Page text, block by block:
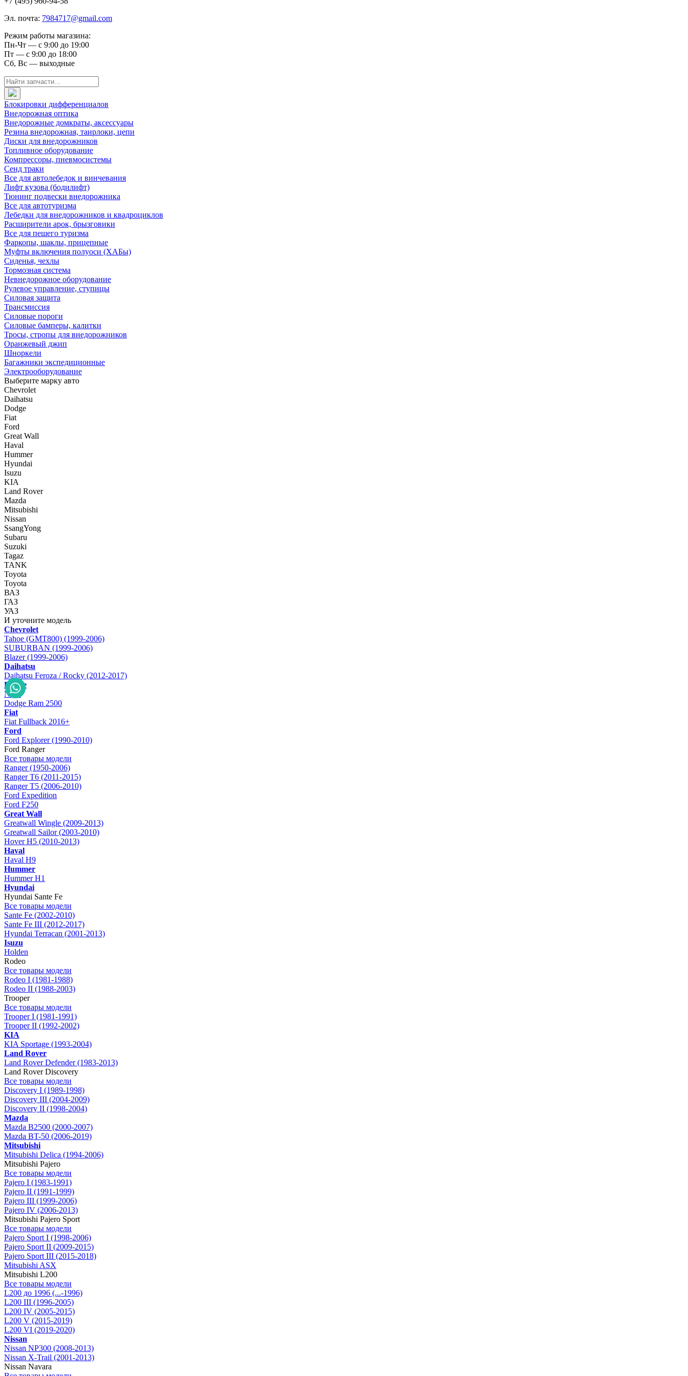
Эл. почта: 7984717@gmail.com
Режим работы магазина:
Пн-Чт — с 9:00 до 19:00
Пт — с 9:00 до 18:00
Сб, Вс — выходные
Блокировки дифференциалов
Внедорожная оптика
Внедорожные домкраты, аксессуары
Резина внедорожная, таирлоки, цепи
Диски для внедорожников
Топливное оборудование
Компрессоры, пневмосистемы
Сенд траки
Все для автолебедок и винчевания
Лифт кузова (бодилифт)
Тюнинг подвески внедорожника
Все для автотуризма
Лебедки для внедорожников и квадроциклов
Расширители арок, брызговики
Все для пешего туризма
Фаркопы, шаклы, прицепные
Муфты включения полуоси (ХАБы)
Сиденья, чехлы
Тормозная система
Невнедорожное оборудование
Рулевое управление, ступицы
Силовая защита
Трансмиссия
Силовые пороги
Силовые бамперы, калитки
Тросы, стропы для внедорожников
Оранжевый джип
Шноркели
Багажники экспедиционные
Электрооборудование
Выберите марку авто
Chevrolet
Daihatsu
Dodge
Fiat
Ford
Great Wall
Haval
Hummer
Hyundai
Isuzu
KIA
Land Rover
Mazda
Mitsubishi
Nissan
SsangYong
Subaru
Suzuki
Tagaz
TANK
Toyota
Toyota
ВАЗ
ГАЗ
УАЗ
И уточните модель
Chevrolet
Tahoe (GMT800) (1999-2006)
SUBURBAN (1999-2006)
Blazer (1999-2006)
Daihatsu
Daihatsu Feroza / Rocky (2012-2017)
Dodge
Nitro
Dodge Ram 2500
Fiat
Fiat Fullback 2016+
Ford
Ford Explorer (1990-2010)
Ford Ranger
Все товары модели
Ranger (1950-2006)
Ranger T6 (2011-2015)
Ranger T5 (2006-2010)
Ford Expedition
Ford F250
Great Wall
Greatwall Wingle (2009-2013)
Greatwall Sailor (2003-2010)
Hover H5 (2010-2013)
Haval
Haval H9
Hummer
Hummer H1
Hyundai
Hyundai Sante Fe
Все товары модели
Sante Fe (2002-2010)
Sante Fe III (2012-2017)
Hyundai Terracan (2001-2013)
Isuzu
Holden
Rodeo
Все товары модели
Rodeo I (1981-1988)
Rodeo II (1988-2003)
Trooper
Все товары модели
Trooper I (1981-1991)
Trooper II (1992-2002)
KIA
KIA Sportage (1993-2004)
Land Rover
Land Rover Defender (1983-2013)
Land Rover Discovery
Все товары модели
Discovery I (1989-1998)
Discovery III (2004-2009)
Discovery II (1998-2004)
Mazda
Mazda B2500 (2000-2007)
Mazda BT-50 (2006-2019)
Mitsubishi
Mitsubishi Delica (1994-2006)
Mitsubishi Pajero
Все товары модели
Pajero I (1983-1991)
Pajero II (1991-1999)
Pajero III (1999-2006)
Pajero IV (2006-2013)
Mitsubishi Pajero Sport
Все товары модели
Pajero Sport I (1998-2006)
Pajero Sport II (2009-2015)
Pajero Sport III (2015-2018)
Mitsubishi ASX
Mitsubishi L200
Все товары модели
L200 до 1996 (...-1996)
L200 III (1996-2005)
L200 IV (2005-2015)
L200 V (2015-2019)
L200 VI (2019-2020)
Nissan
Nissan NP300 (2008-2013)
Nissan X-Trail (2001-2013)
Nissan Navara